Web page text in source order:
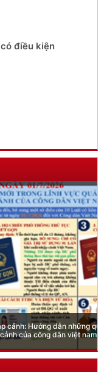
điều kiện
quy định mới trong lĩnh
nam từ ngày 01/7/2026